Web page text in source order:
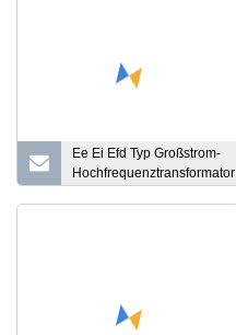
Ee Ei Efd Typ Großstrom-
Hochfrequenztransformator